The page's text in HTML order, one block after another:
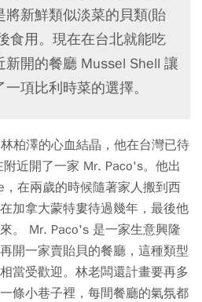
新鮮類似淡菜的貝類(貽
食用。現在在台北就能吃
開的餐廳 Mussel Shell 讓
項比利時菜的選擇。
柏澤的心血結晶，他在台灣已待
近開了一家 Mr. Paco's。他出
在兩歲的時候隨著家人搬到西
加拿大蒙特婁待過幾年，最後他
。 Mr. Paco's 是一家生意興隆
開一家賣貽貝的餐廳，這種類型
當受歡迎。林老闆還計畫要再多
條小巷子裡，每間餐廳的氣氛都